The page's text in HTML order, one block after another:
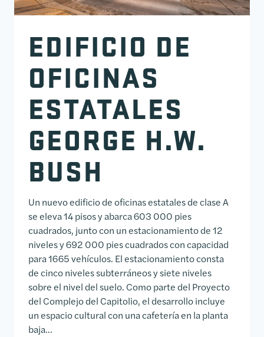
EDIFICIO DE
OFICINAS
ESTATALES
GEORGE H.W.
BUSH
Un nuevo edificio de oficinas estatales de clase A
se eleva 14 pisos y abarca 603 000 pies
cuadrados, junto con un estacionamiento de 12
niveles y 692 000 pies cuadrados con capacidad
para 1665 vehículos. El estacionamiento consta
de cinco niveles subterráneos y siete niveles
sobre el nivel del suelo. Como parte del Proyecto
del Complejo del Capitolio, el desarrollo incluye
un espacio cultural con una cafetería en la planta
baja...